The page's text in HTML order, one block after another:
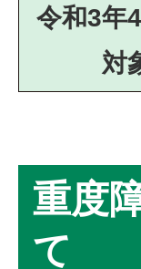
令和3年
対
重度
て